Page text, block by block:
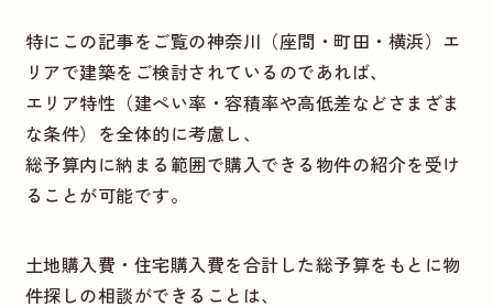
特にこの記事をご覧の神奈川（座間・町田・横浜）エ
リアで建築をご検討されているのであれば、
エリア特性（建ぺい率・容積率や高低差などさまざま
な条件）を全体的に考慮し、
総予算内に納まる範囲で購入できる物件の紹介を受け
ることが可能です。
土地購入費・住宅購入費を合計した総予算をもとに物
件探しの相談ができることは、